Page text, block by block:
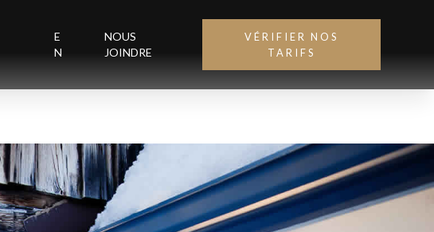
E
N
NOUS
JOINDRE
VÉRIFIER NOS
TARIFS